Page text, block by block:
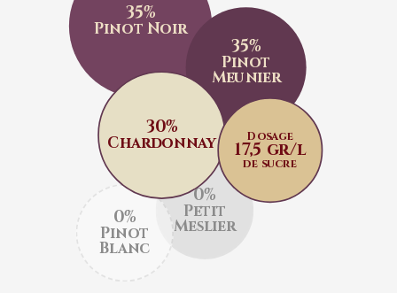
35%
Pinot Noir
35%
Pinot
Meunier
Dosage
17,5 gr/l
de sucre
30%
Chardonnay
0%
Petit
Meslier
0%
Pinot
Blanc